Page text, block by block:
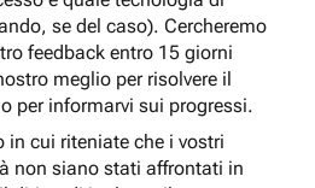
se del caso). Cercheremo
feedback entro 15 giorni
meglio per risolvere il
per informarvi sui progressi.
in cui riteniate che i vostri
non siano stati affrontati in